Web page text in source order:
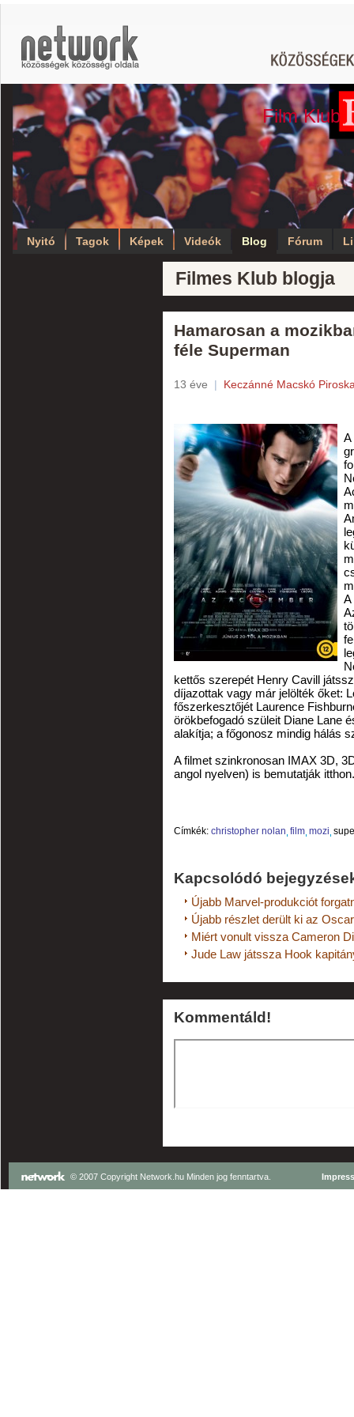
Film Klub
Nyitó Tagok Képek Videók Blog Fórum
Filmes Klub blogja
Hamarosan a
féle Superman
13 éve | Keczánné Macskó
A
A
kettős szerepét Henry Cavill
díjazottak vagy már jelölték őket:
főszerkesztőjét Laurence
örökbefogadó szüleit Diane Lane
alakítja; a főgonosz mindig hálás
A filmet szinkronosan IMAX 3D,
angol nyelven) is bemutatják itthon.
Címkék: christopher nolan film mozi
Kapcsolódó
Újabb Marvel-produkciót
Újabb részlet derült ki az
Miért vonult vissza Cameron
Jude Law játssza Hook
Kommentáld!
© 2007 Copyright Network.hu Minden jog fenntartva.